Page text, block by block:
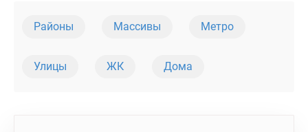
Районы Массивы Метро
Улицы ЖК Дома